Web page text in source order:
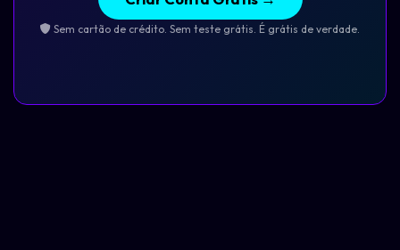
Sem cartão de crédito. Sem teste grátis. É grátis de verdade.